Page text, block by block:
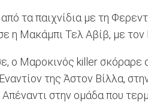
τα παιχνίδια με τη
η Μακάμπι Τελ Αβίβ, με
ο Μαροκινός killer σκόραρε
της Άστον Βίλλα,
στην ομάδα που